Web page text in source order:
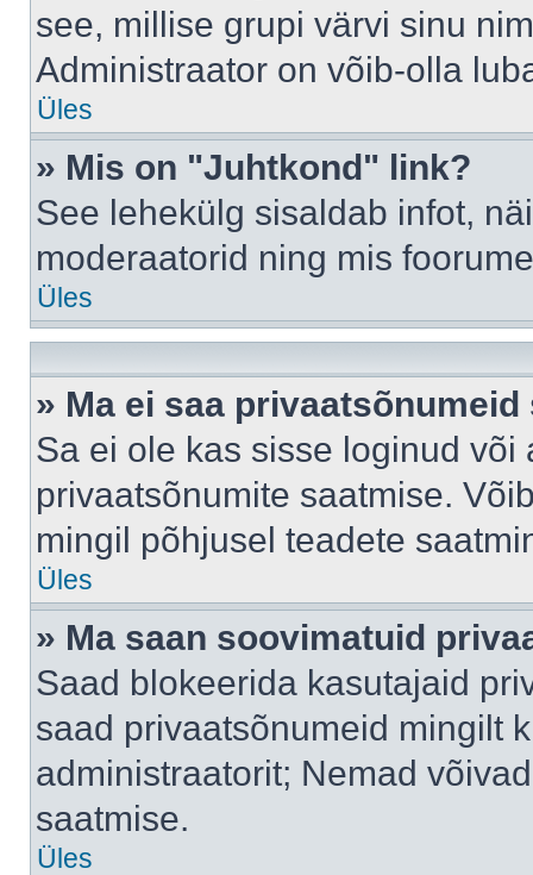
see, millise grupi värvi sinu
Administraator on võib-olla
Üles
» Mis on "Juhtkond" link?
See lehekülg sisaldab infot,
moderaatorid ning mis
Üles
» Ma ei saa privaatsõnumeid
Sa ei ole kas sisse loginud
privaatsõnumite saatmise.
mingil põhjusel teadete
Üles
» Ma saan soovimatuid
Saad blokeerida kasutajaid
saad privaatsõnumeid mingilt
administraatorit; Nemad
saatmise.
Üles